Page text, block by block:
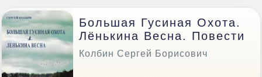
Большая Гусиная Охота.
Лёнькина Весна. Повести
Колбин Сергей Борисович